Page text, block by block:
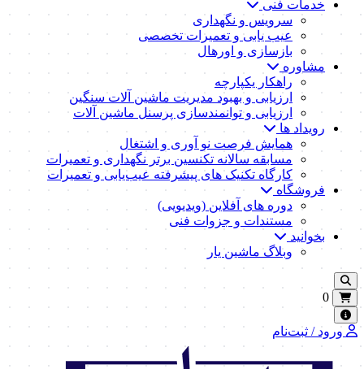
خدمات فنی
سرویس و نگهداری
عیب یابی و تعمیرات تخصصی
بازسازی و اورهال
مشاوره
راهکار یکپارچه
ارزیابی و بهبود مدیریت ماشین آلات سنگین
ارزیابی و توانمندسازی پرسنل ماشین آلات
رویداد ها
همایش فرصت نو آوری و اشتغال
مسابقه سالانه تکنسین برتر نگهداری و تعمیرات
کارگاه تکنیک‌ های پیشرفته عیب‌یابی و تعمیرات
فروشگاه
دوره های آفلاین (ویدیویی)
مستندات و جزوات فنی
بخوانید
وبلاگ ماشین یار
0
ورود / ثبت‌نام